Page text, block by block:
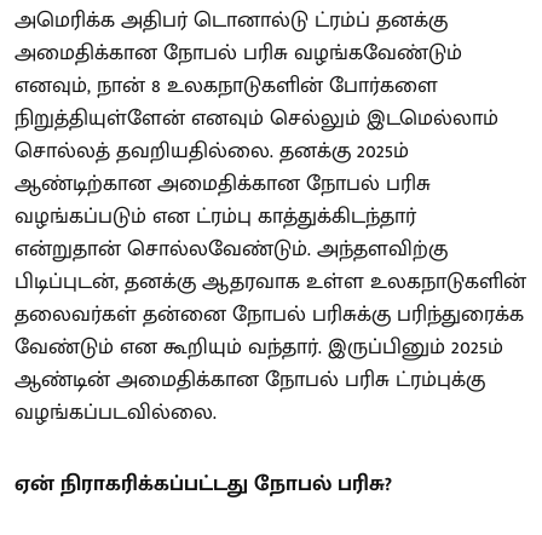
அமெரிக்க அதிபர் டொனால்டு ட்ரம்ப் தனக்கு
அமைதிக்கான நோபல் பரிசு வழங்கவேண்டும்
எனவும், நான் 8 உலகநாடுகளின் போர்களை
நிறுத்தியுள்ளேன் எனவும் செல்லும் இடமெல்லாம்
சொல்லத் தவறியதில்லை. தனக்கு 2025ம்
ஆண்டிற்கான அமைதிக்கான நோபல் பரிசு
வழங்கப்படும் என ட்ரம்பு காத்துக்கிடந்தார்
என்றுதான் சொல்லவேண்டும். அந்தளவிற்கு
பிடிப்புடன், தனக்கு ஆதரவாக உள்ள உலகநாடுகளின்
தலைவர்கள் தன்னை நோபல் பரிசுக்கு பரிந்துரைக்க
வேண்டும் என கூறியும் வந்தார். இருப்பினும் 2025ம்
ஆண்டின் அமைதிக்கான நோபல் பரிசு ட்ரம்புக்கு
வழங்கப்படவில்லை.
ஏன் நிராகரிக்கப்பட்டது நோபல் பரிசு?